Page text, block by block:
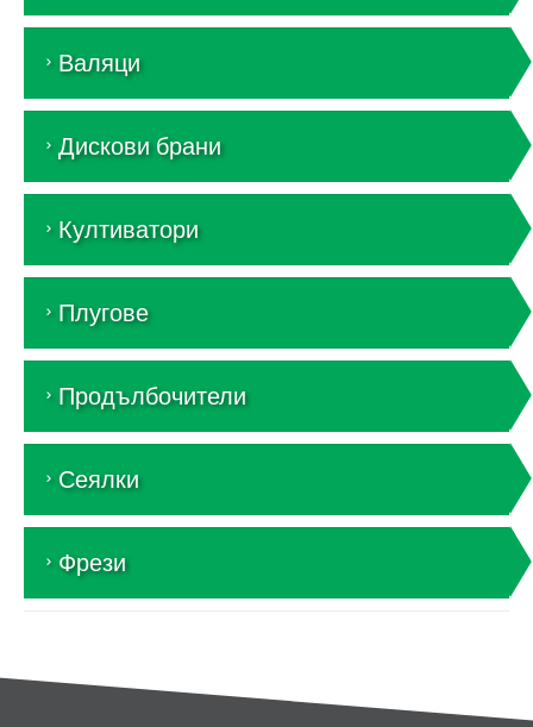
Валяци
Дискови брани
Култиватори
Плугове
Продълбочители
Сеялки
Фрези